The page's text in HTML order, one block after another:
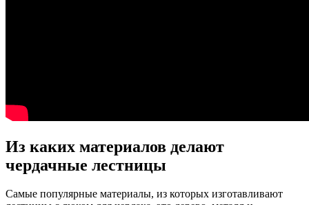
Из каких материалов делают
чердачные лестницы
Самые популярные материалы, из которых изготавливают